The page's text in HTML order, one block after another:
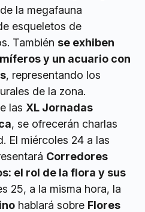
la megafauna
esqueletos de
También se exhiben
y un acuario con
, representando los
de la zona.
las XL Jornadas
, se ofrecerán charlas
El miércoles 24 a las
Corredores
el rol de la flora y sus
25, a la misma hora, la
hablará sobre Flores